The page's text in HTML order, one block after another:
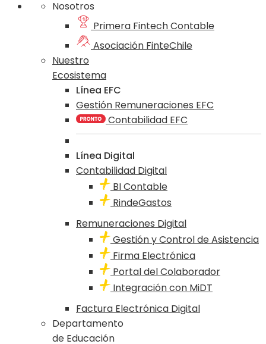
Nosotros
Primera Fintech Contable
Asociación FinteChile
Nuestro
Ecosistema
Línea EFC
Gestión Remuneraciones EFC
Contabilidad EFC
Línea Digital
Contabilidad Digital
BI Contable
RindeGastos
Remuneraciones Digital
Gestión y Control de Asistencia
Firma Electrónica
Portal del Colaborador
Integración con MiDT
Factura Electrónica Digital
Departamento
de Educación